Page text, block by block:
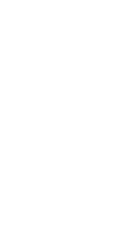
– در فاصله کوتاه پیاده‌روی
استانبول